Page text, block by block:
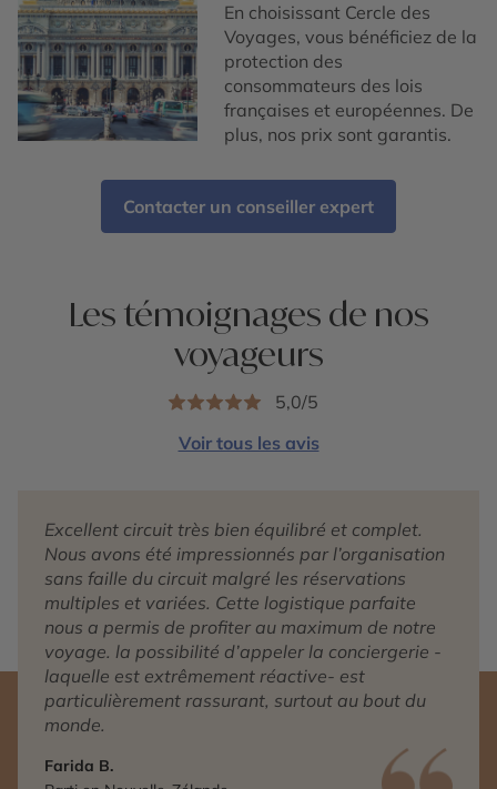
En choisissant Cercle des
Voyages, vous bénéficiez de la
protection des
consommateurs des lois
françaises et européennes. De
plus, nos prix sont garantis.
Contacter un conseiller expert
Les témoignages de nos
voyageurs
5,0/5
Voir tous les avis
Excellent circuit très bien équilibré et complet.
Nous avons été impressionnés par l’organisation
sans faille du circuit malgré les réservations
multiples et variées. Cette logistique parfaite
nous a permis de profiter au maximum de notre
voyage. la possibilité d’appeler la conciergerie -
laquelle est extrêmement réactive- est
particulièrement rassurant, surtout au bout du
monde.
Farida B.